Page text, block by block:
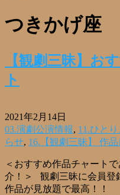
つきかげ座
【観劇三昧】お
ト
2021年2月14日
03.演劇公演情報, 11.ひとり
らせ, 16.【観劇三昧】 作
＜おすすめ作品チャート
介！＞ 観劇三昧に会員登
作品が見放題で最高